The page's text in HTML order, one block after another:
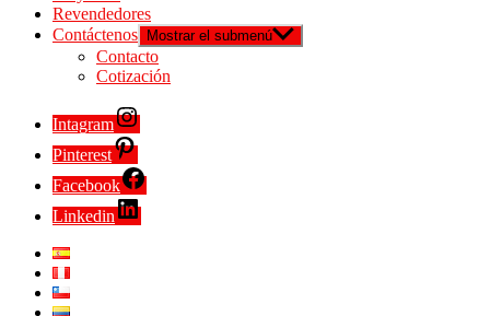
Revendedores
Contáctenos
Mostrar el submenú
Contacto
Cotización
Intagram
Pinterest
Facebook
Linkedin